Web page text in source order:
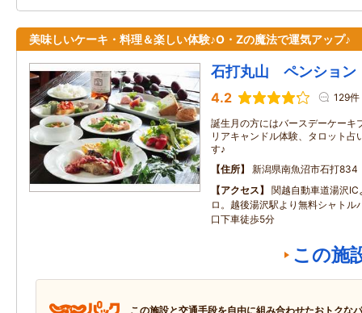
美味しいケーキ・料理＆楽しい体験♪O・Zの魔法で運気アップ♪
石打丸山 ペンショ
4.2 129件
誕生月の方にはバースデーケーキ
リアキャンドル体験、タロット占
す♪
住所
新潟県南魚沼市石打834
アクセス
関越自動車道湯沢
ロ。越後湯沢駅より無料シャトル
口下車徒歩5分
この施
この施設と交通手段を自由に組み合わせたおトクな